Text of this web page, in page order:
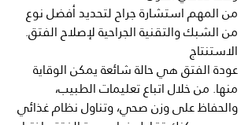
من المهم استشارة جراح لتحديد أفضل نوع
من الشبك والتقنية الجراحية لإصلاح الفتق.
الاستنتاج
عودة الفتق هي حالة شائعة يمكن الوقاية
منها. من خلال اتباع تعليمات الطبيب،
والحفاظ على وزن صحي، وتناول نظام غذائي